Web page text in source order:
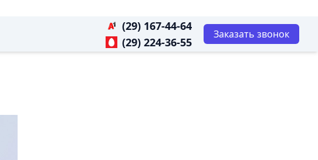
(29) 167-44-64
(29) 224-36-55
Заказать звонок